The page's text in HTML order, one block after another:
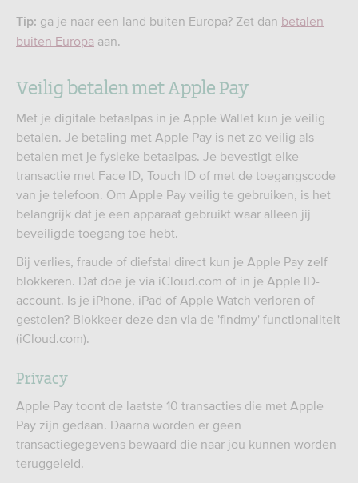
Tip: ga je naar een land buiten Europa? Zet dan betalen
buiten Europa aan.
Veilig betalen met Apple Pay
Met je digitale betaalpas in je Apple Wallet kun je veilig
betalen. Je betaling met Apple Pay is net zo veilig als
betalen met je fysieke betaalpas. Je bevestigt elke
transactie met Face ID, Touch ID of met de toegangscode
van je telefoon. Om Apple Pay veilig te gebruiken, is het
belangrijk dat je een apparaat gebruikt waar alleen jij
beveiligde toegang toe hebt.
Bij verlies, fraude of diefstal direct kun je Apple Pay zelf
blokkeren. Dat doe je via iCloud.com of in je Apple ID-
account. Is je iPhone, iPad of Apple Watch verloren of
gestolen? Blokkeer deze dan via de 'findmy' functionaliteit
(iCloud.com).
Privacy
Apple Pay toont de laatste 10 transacties die met Apple
Pay zijn gedaan. Daarna worden er geen
transactiegegevens bewaard die naar jou kunnen worden
teruggeleid.